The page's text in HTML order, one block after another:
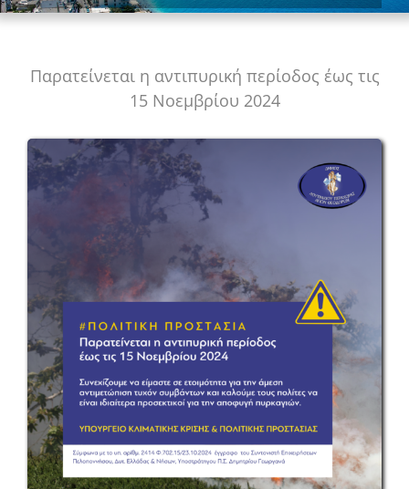
Παρατείνεται η αντιπυρική περίοδος έως τις
15 Νοεμβρίου 2024
View
Larger
Image